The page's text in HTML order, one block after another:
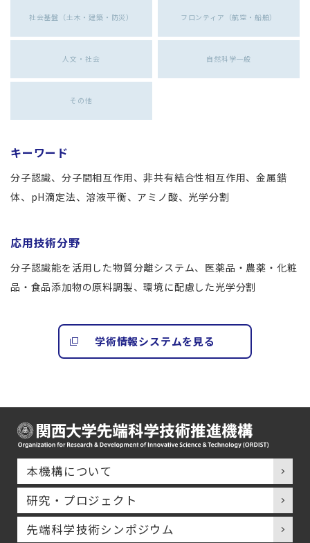
社会基盤（土木・建築・防災） フロンティア（航空・船舶）
人文・社会 自然科学一般
その他
キーワード
分子認識、分子間相互作用、非共有結合性相互作用、金属錯
体、pH滴定法、溶液平衡、アミノ酸、光学分割
応用技術分野
分子認識能を活用した物質分離システム、医薬品・農薬・化粧
品・食品添加物の原料調製、環境に配慮した光学分割
学術情報システムを見る
本機構について
研究・プロジェクト
先端科学技術シンポジウム